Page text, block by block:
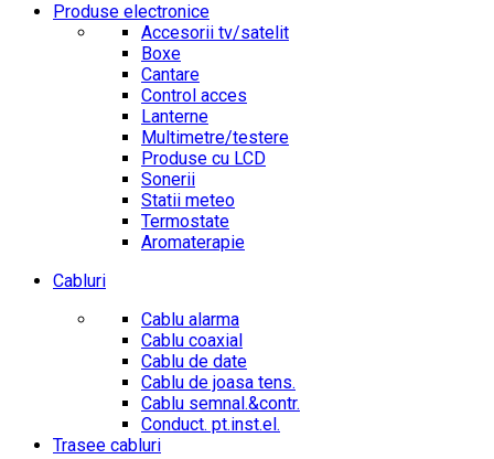
Produse electronice
Accesorii tv/satelit
Boxe
Cantare
Control acces
Lanterne
Multimetre/testere
Produse cu LCD
Sonerii
Statii meteo
Termostate
Aromaterapie
Cabluri
Cablu alarma
Cablu coaxial
Cablu de date
Cablu de joasa tens.
Cablu semnal.&contr.
Conduct. pt.inst.el.
Trasee cabluri